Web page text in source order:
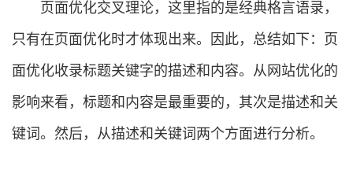
页面优化交叉理论，这里指的是经典格言语录，
只有在页面优化时才体现出来。因此，总结如下：页
面优化收录标题关键字的描述和内容。从网站优化的
影响来看，标题和内容是最重要的，其次是描述和关
键词。然后，从描述和关键词两个方面进行分析。